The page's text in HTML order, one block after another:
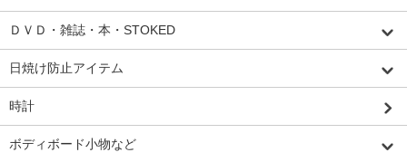
ＤＶＤ・雑誌・本・STOKED
日焼け防止アイテム
時計
ボディボード小物など